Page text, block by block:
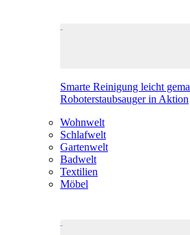
Smarte Reinigung leicht
Roboterstaubsauger in Aktion
Wohnwelt
Schlafwelt
Gartenwelt
Badwelt
Textilien
Möbel